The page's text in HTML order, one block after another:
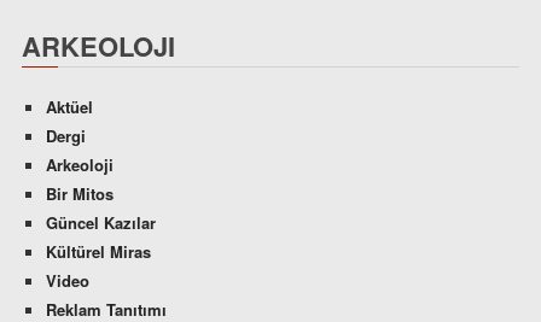
ARKEOLOJI
Aktüel
Dergi
Arkeoloji
Bir Mitos
Güncel Kazılar
Kültürel Miras
Video
Reklam Tanıtımı